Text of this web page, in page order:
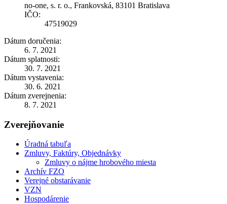
no-one, s. r. o., Frankovská, 83101 Bratislava
IČO:
47519029
Dátum doručenia:
6. 7. 2021
Dátum splatnosti:
30. 7. 2021
Dátum vystavenia:
30. 6. 2021
Dátum zverejnenia:
8. 7. 2021
Zverejňovanie
Úradná tabuľa
Zmluvy, Faktúry, Objednávky
Zmluvy o nájme hrobového miesta
Archív FZO
Verejné obstarávanie
VZN
Hospodárenie